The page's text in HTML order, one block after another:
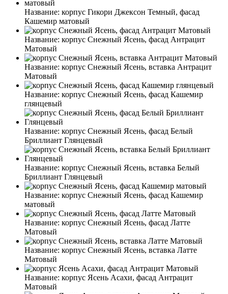
Название: корпус Гикори Джексон Темный, фасад
Кашемир матовый
Название: корпус Снежный Ясень, фасад Антрацит
Матовый
Название: корпус Снежный Ясень, вставка Антрацит
Матовый
Название: корпус Снежный Ясень, фасад Кашемир
глянцевый
Название: корпус Снежный Ясень, фасад Белый
Бриллиант Глянцевый
Название: корпус Снежный Ясень, вставка Белый
Бриллиант Глянцевый
Название: корпус Снежный Ясень, фасад Кашемир
матовый
Название: корпус Снежный Ясень, фасад Латте
Матовый
Название: корпус Снежный Ясень, вставка Латте
Матовый
Название: корпус Ясень Асахи, фасад Антрацит
Матовый